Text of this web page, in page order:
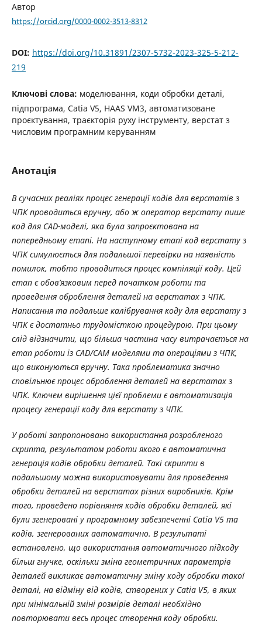
Автор
https://orcid.org/0000-0002-3513-8312
DOI: https://doi.org/10.31891/2307-5732-2023-325-5-212-
219
Ключові слова: моделювання, коди обробки деталі,
підпрограма, Catia V5, HAAS VM3, автоматизоване
проєктування, траєкторія руху інструменту, верстат з
числовим програмним керуванням
Анотація
В сучасних реаліях процес генерації кодів для верстатів з
ЧПК проводиться вручну, або ж оператор верстату пише
код для CAD-моделі, яка була запроєктована на
попередньому етапі. На наступному етапі код верстату з
ЧПК симулюється для подальшої перевірки на наявність
помилок, тобто проводиться процес компіляції коду. Цей
етап є обов’язковим перед початком роботи та
проведення оброблення деталей на верстатах з ЧПК.
Написання та подальше калібрування коду для верстату з
ЧПК є достатньо трудомісткою процедурою. При цьому
слід відзначити, що більша частина часу витрачається на
етап роботи із CAD/CAM моделями та операціями з ЧПК,
що виконуються вручну. Така проблематика значно
сповільнює процес оброблення деталей на верстатах з
ЧПК. Ключем вирішення цієї проблеми є автоматизація
процесу генерації коду для верстату з ЧПК.
У роботі запропоновано використання розробленого
скрипта, результатом роботи якого є автоматична
генерація кодів обробки деталей. Такі скрипти в
подальшому можна використовувати для проведення
обробки деталей на верстатах різних виробників. Крім
того, проведено порівняння кодів обробки деталей, які
були згенеровані у програмному забезпеченні Catia V5 та
кодів, згенерованих автоматично. В результаті
встановлено, що використання автоматичного підходу
більш гнучке, оскільки зміна геометричних параметрів
деталей викликає автоматичну зміну коду обробки такої
деталі, на відміну від кодів, створених у Catia V5, в яких
при мінімальній зміні розмірів деталі необхідно
повторювати весь процес створення коду обробки.